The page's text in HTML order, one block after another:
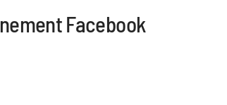
Facebook